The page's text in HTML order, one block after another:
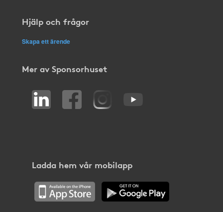
Hjälp och frågor
Skapa ett ärende
Mer av Sponsorhuset
Ladda hem vår mobilapp